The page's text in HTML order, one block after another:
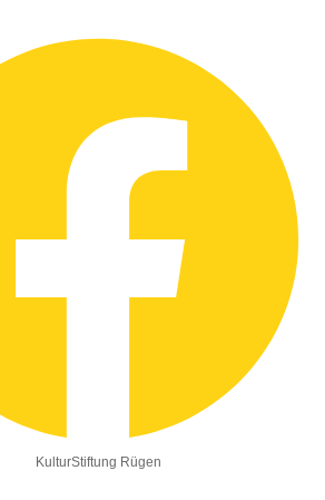
KulturStiftung Rügen